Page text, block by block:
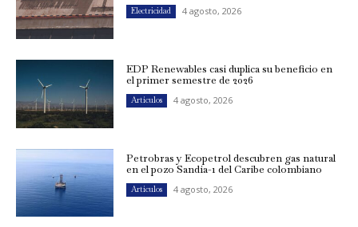
Electricidad 4 agosto, 2026
EDP Renewables casi duplica su beneficio en
el primer semestre de 2026
Artículos 4 agosto, 2026
Petrobras y Ecopetrol descubren gas natural
en el pozo Sandía-1 del Caribe colombiano
Artículos 4 agosto, 2026